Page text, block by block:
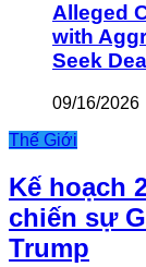
Alleged
with
Seek
09/16/2026
Thế Giới
Kế hoạch
chiến sự
Trump